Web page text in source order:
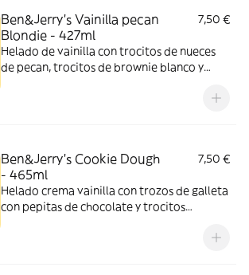
Ben&Jerry’s Vainilla pecan
Blondie - 427ml
7,50 €
Helado de vainilla con trocitos de nueces
de pecan, trocitos de brownie blanco y
Ben&Jerry’s Cookie Dough
- 465ml
7,50 €
Helado crema vainilla con trozos de galleta
con pepitas de chocolate y trocitos